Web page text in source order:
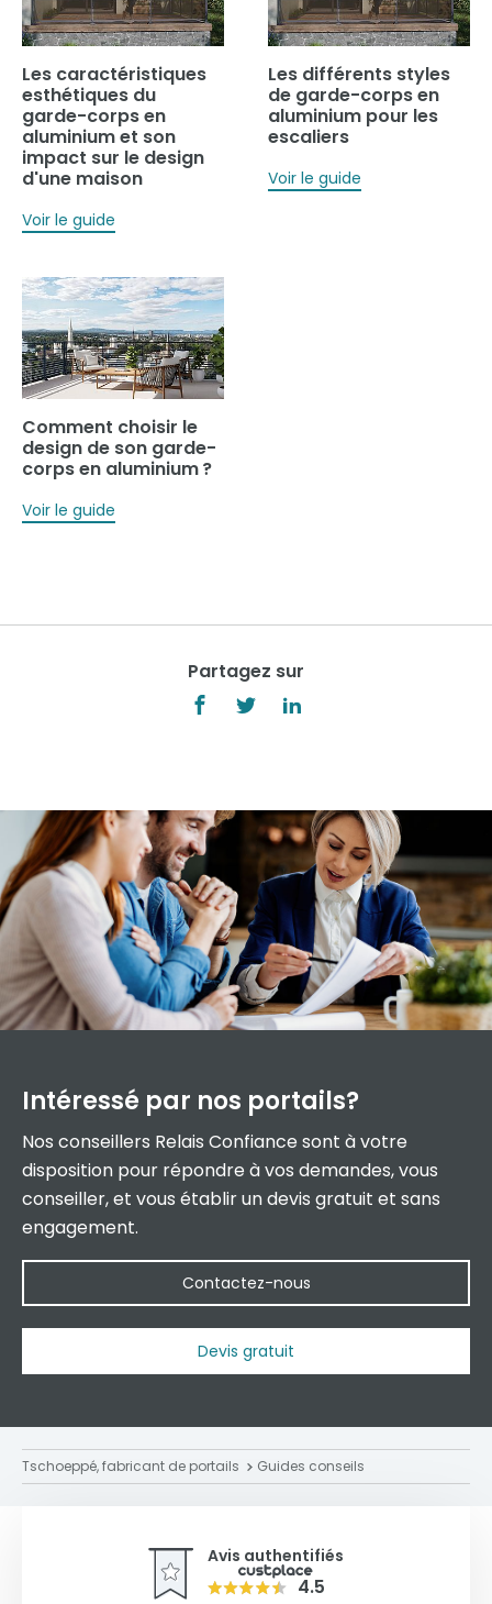
Les caractéristiques
esthétiques du
garde-corps en
aluminium et son
impact sur le design
d'une maison
Voir le guide
Les différents styles
de garde-corps en
aluminium pour les
escaliers
Voir le guide
Comment choisir le
design de son garde-
corps en aluminium ?
Voir le guide
Partagez sur
Intéressé par nos portails?
Nos conseillers Relais Confiance sont à votre
disposition pour répondre à vos demandes, vous
conseiller, et vous établir un devis gratuit et sans
engagement.
Contactez-nous
Devis gratuit
Tschoeppé, fabricant de portails Guides conseils
Avis authentifiés
4.5